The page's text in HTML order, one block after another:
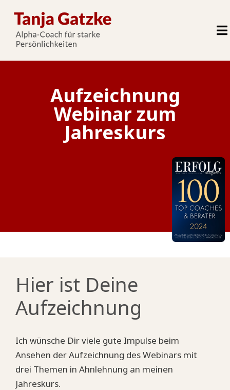
Aufzeichnung
Webinar zum
Jahreskurs
Hier ist Deine
Aufzeichnung
Ich wünsche Dir viele gute Impulse beim
Ansehen der Aufzeichnung des Webinars mit
drei Themen in Ahnlehnung an meinen
Jahreskurs.